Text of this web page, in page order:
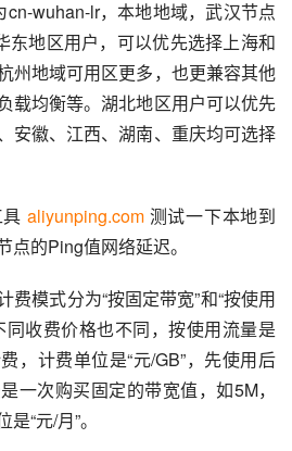
wuhan-lr，本地地域，武汉节点
东地区用户，可以优先选择上海和
州地域可用区更多，也更兼容其他
载均衡等。湖北地区用户可以优先
安徽、江西、湖南、重庆均可选择
aliyunping.com 测试一下本地到
点的Ping值网络延迟。
费模式分为“按固定带宽”和“按使用
同收费价格也不同，按使用流量是
，计费单位是“元/GB”，先使用后
一次购买固定的带宽值，如5M，
“元/月”。